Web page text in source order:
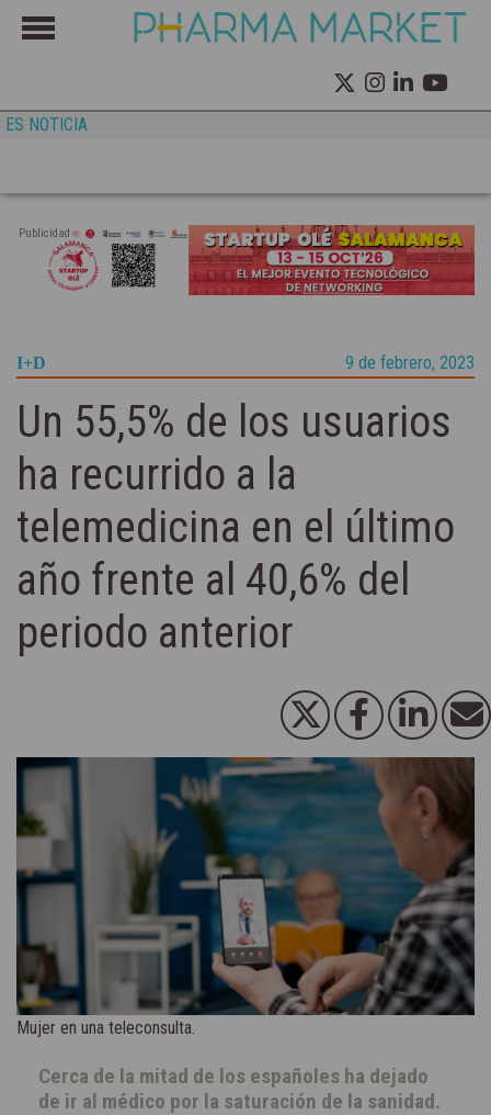
ES NOTICIA
Publicidad
I+D 9 de febrero, 2023
Un 55,5% de los usuarios
ha recurrido a la
telemedicina en el último
año frente al 40,6% del
periodo anterior
Mujer en una teleconsulta.
Cerca de la mitad de los españoles ha dejado
de ir al médico por la saturación de la sanidad.